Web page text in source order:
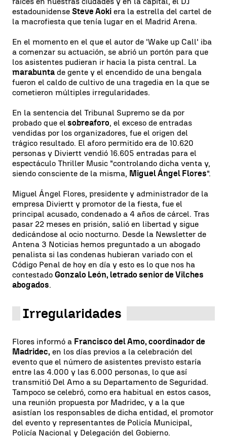
estadounidense Steve Aoki era la estrella del cartel de
la macrofiesta que tenía lugar en el Madrid Arena.
En el momento en el que el autor de 'Wake up Call' iba
a comenzar su actuación, se abrió un portón para que
los asistentes pudieran ir hacia la pista central. La
marabunta de gente y el encendido de una bengala
fueron el caldo de cultivo de una tragedia en la que se
cometieron múltiples irregularidades.
En la sentencia del Tribunal Supremo se da por
probado que el sobreaforo, el exceso de entradas
vendidas por los organizadores, fue el origen del
trágico resultado. El aforo permitido era de 10.620
personas y Diviertt vendió 16.605 entradas para el
espectáculo Thriller Music "controlando dicha venta y,
siendo consciente de la misma, Miguel Ángel Flores".
Miguel Ángel Flores, presidente y administrador de la
empresa Diviertt y promotor de la fiesta, fue el
principal acusado, condenado a 4 años de cárcel. Tras
pasar 22 meses en prisión, salió en libertad y sigue
dedicándose al ocio nocturno. Desde la Newsletter de
Antena 3 Noticias hemos preguntado a un abogado
penalista si las condenas hubieran variado con el
Código Penal de hoy en día y esto es lo que nos ha
contestado Gonzalo León, letrado senior de Vilches
abogados.
Irregularidades
Flores informó a Francisco del Amo, coordinador de
Madridec, en los días previos a la celebración del
evento que el número de asistentes previsto estaría
entre las 4.000 y las 6.000 personas, lo que así
transmitió Del Amo a su Departamento de Seguridad.
Tampoco se celebró, como era habitual en estos casos,
una reunión propuesta por Madridec, y a la que
asistían los responsables de dicha entidad, el promotor
del evento y representantes de Policía Municipal,
Policía Nacional y Delegación del Gobierno.